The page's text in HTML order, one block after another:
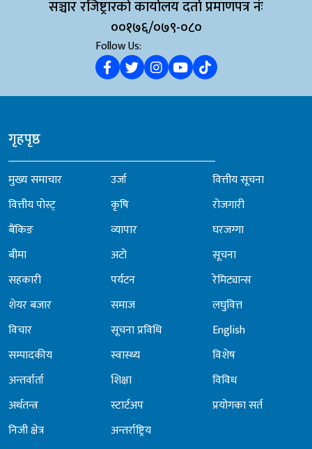
सञ्चार रजिष्ट्रारको कार्यालय दर्ता प्रमाणपत्र नंः
००१७६/०७९-०८०
Follow Us:
गृहपृष्ठ
मुख्य समाचार
वित्तीय पोस्ट्
बैंकिङ
बीमा
सहकारी
शेयर बजार
विचार
सम्पादकीय
अन्तर्वार्ता
अर्थतन्त्र
निजी क्षेत्र
उर्जा
कृषि
व्यापार
अटो
पर्यटन
समाज
सूचना प्रविधि
स्वास्थ्य
शिक्षा
स्टार्टअप
अन्तर्राष्ट्रिय
वित्तीय सूचना
रोजगारी
घरजग्गा
सूचना
रेमिट्यान्स
लघुवित्त
English
विशेष
विविध
प्रयोगका सर्त